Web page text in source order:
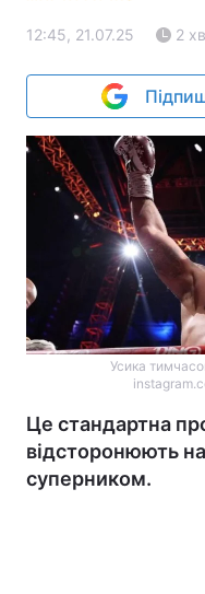
12:45, 21.07.25 2
Усика
Це стандартна
відсторонюють
суперником.